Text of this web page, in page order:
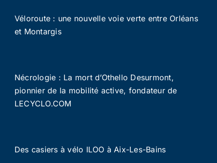
Véloroute : une nouvelle voie verte entre Orléans
et Montargis
Nécrologie : La mort d’Othello Desurmont,
pionnier de la mobilité active, fondateur de
LECYCLO.COM
Des casiers à vélo ILOO à Aix-Les-Bains